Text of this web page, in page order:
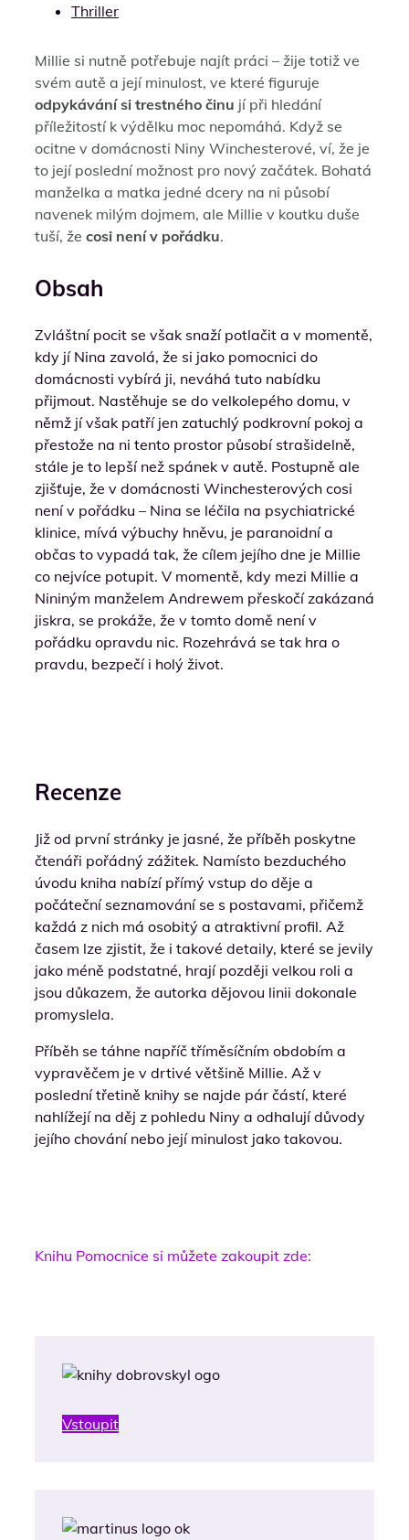
Thriller
Millie si nutně potřebuje najít práci – žije totiž ve
svém autě a její minulost, ve které figuruje
odpykávání si trestného činu jí při hledání
příležitostí k výdělku moc nepomáhá. Když se
ocitne v domácnosti Niny Winchesterové, ví, že je
to její poslední možnost pro nový začátek. Bohatá
manželka a matka jedné dcery na ni působí
navenek milým dojmem, ale Millie v koutku duše
tuší, že cosi není v pořádku.
Obsah
Zvláštní pocit se však snaží potlačit a v momentě,
kdy jí Nina zavolá, že si jako pomocnici do
domácnosti vybírá ji, neváhá tuto nabídku
přijmout. Nastěhuje se do velkolepého domu, v
němž jí však patří jen zatuchlý podkrovní pokoj a
přestože na ni tento prostor působí strašidelně,
stále je to lepší než spánek v autě. Postupně ale
zjišťuje, že v domácnosti Winchesterových cosi
není v pořádku – Nina se léčila na psychiatrické
klinice, mívá výbuchy hněvu, je paranoidní a
občas to vypadá tak, že cílem jejího dne je Millie
co nejvíce potupit. V momentě, kdy mezi Millie a
Nininým manželem Andrewem přeskočí zakázaná
jiskra, se prokáže, že v tomto domě není v
pořádku opravdu nic. Rozehrává se tak hra o
pravdu, bezpečí i holý život.
Recenze
Již od první stránky je jasné, že příběh poskytne
čtenáři pořádný zážitek. Namísto bezduchého
úvodu kniha nabízí přímý vstup do děje a
počáteční seznamování se s postavami, přičemž
každá z nich má osobitý a atraktivní profil. Až
časem lze zjistit, že i takové detaily, které se jevily
jako méně podstatné, hrají později velkou roli a
jsou důkazem, že autorka dějovou linii dokonale
promyslela.
Příběh se táhne napříč tříměsíčním obdobím a
vypravěčem je v drtivé většině Millie. Až v
poslední třetině knihy se najde pár částí, které
nahlížejí na děj z pohledu Niny a odhalují důvody
jejího chování nebo její minulost jako takovou.
Knihu Pomocnice si můžete zakoupit zde:
Vstoupit